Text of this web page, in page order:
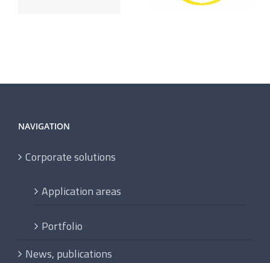
NAVIGATION
Corporate solutions
Application areas
Portfolio
News, publications